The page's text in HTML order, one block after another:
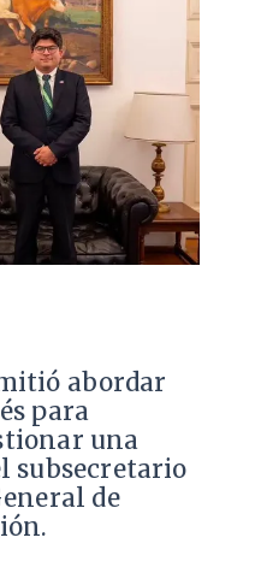
abordar
para
una
subsecretario
de